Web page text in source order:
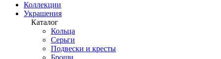
Коллекции
Украшения
Каталог
Кольца
Серьги
Подвески и кресты
Броши